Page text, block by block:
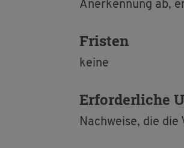
An­er­ken­nung ab,
Fris­ten
keine
Er­for­der­li­che
Nach­wei­se, die die